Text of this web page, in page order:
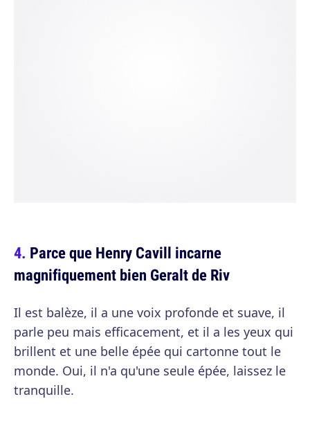
Parce que Henry Cavill incarne
magnifiquement bien Geralt de Riv
Il est balèze, il a une voix profonde et suave, il
parle peu mais efficacement, et il a les yeux qui
brillent et une belle épée qui cartonne tout le
monde. Oui, il n'a qu'une seule épée, laissez le
tranquille.